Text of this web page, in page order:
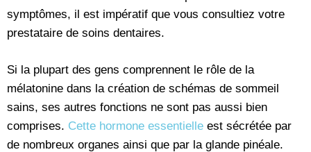
symptômes, il est impératif que vous consultiez votre
prestataire de soins dentaires.
Si la plupart des gens comprennent le rôle de la
mélatonine dans la création de schémas de sommeil
sains, ses autres fonctions ne sont pas aussi bien
comprises. Cette hormone essentielle est sécrétée par
de nombreux organes ainsi que par la glande pinéale.